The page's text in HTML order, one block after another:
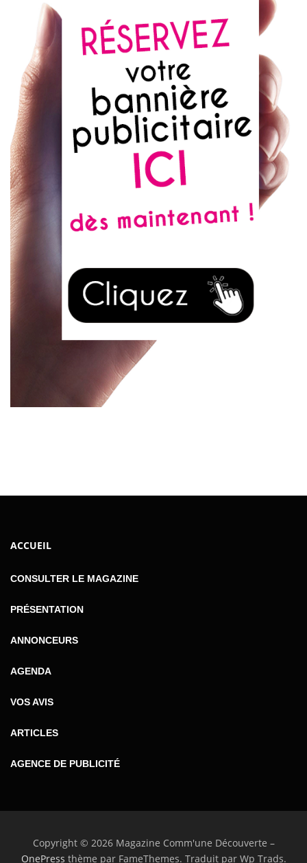
ACCUEIL
CONSULTER LE MAGAZINE
PRÉSENTATION
ANNONCEURS
AGENDA
VOS AVIS
ARTICLES
AGENCE DE PUBLICITÉ
Copyright © 2026 Magazine Comm'une Découverte –
OnePress thème par FameThemes. Traduit par Wp Trads.